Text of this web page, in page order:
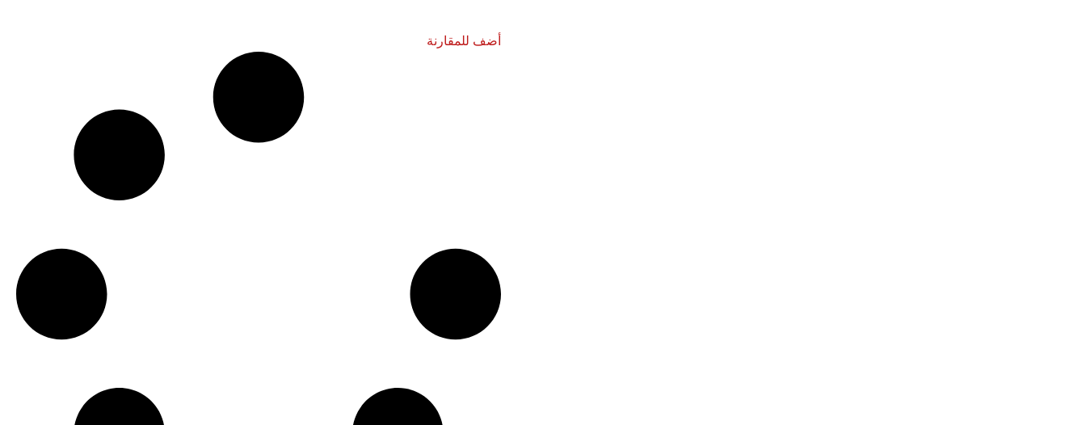
أضف للمقارنة